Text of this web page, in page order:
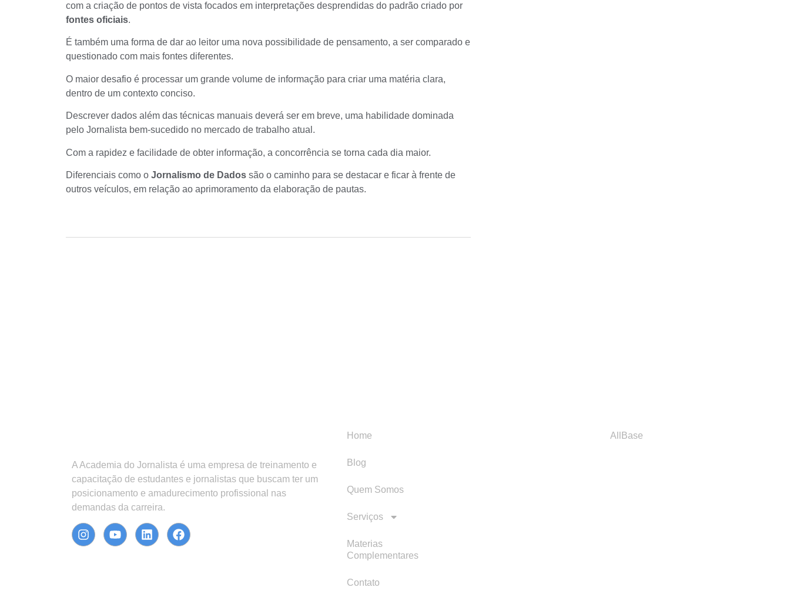
com a criação de pontos de vista focados em interpretações desprendidas do padrão criado por
fontes oficiais.
É também uma forma de dar ao leitor uma nova possibilidade de pensamento, a ser comparado e
questionado com mais fontes diferentes.
O maior desafio é processar um grande volume de informação para criar uma matéria clara,
dentro de um contexto conciso.
Descrever dados além das técnicas manuais deverá ser em breve, uma habilidade dominada
pelo Jornalista bem-sucedido no mercado de trabalho atual.
Com a rapidez e facilidade de obter informação, a concorrência se torna cada dia maior.
Diferenciais como o Jornalismo de Dados são o caminho para se destacar e ficar à frente de
outros veículos, em relação ao aprimoramento da elaboração de pautas.
A Academia do Jornalista é uma empresa de treinamento e
capacitação de estudantes e jornalistas que buscam ter um
posicionamento e amadurecimento profissional nas
demandas da carreira.
Home
Blog
Quem Somos
Serviços
Materias
Complementares
Contato
AllBase